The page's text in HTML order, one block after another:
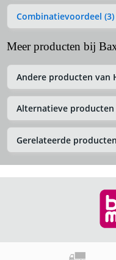
Combinatievoordeel (3)
Meer producten bij
Andere producten van
Alternatieve producten
Gerelateerde